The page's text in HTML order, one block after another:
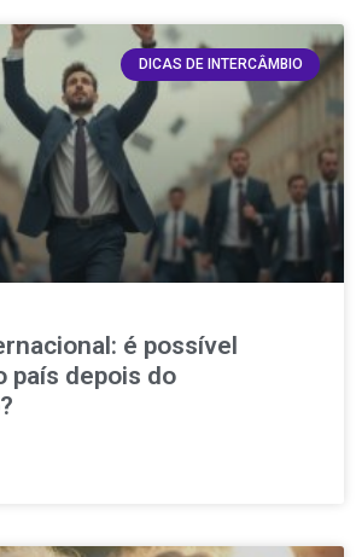
DICAS DE INTERCÂMBIO
é possível
país depois do